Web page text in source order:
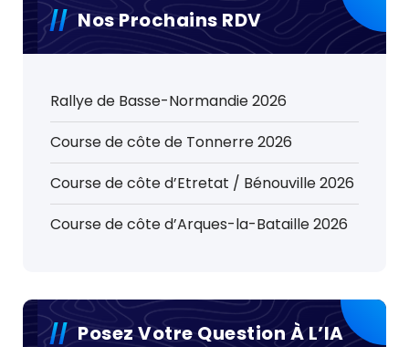
Nos Prochains RDV
Rallye de Basse-Normandie 2026
Course de côte de Tonnerre 2026
Course de côte d’Etretat / Bénouville 2026
Course de côte d’Arques-la-Bataille 2026
Posez Votre Question À L’IA